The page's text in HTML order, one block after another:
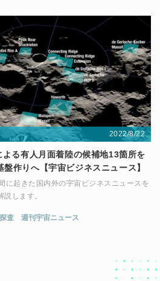
2022/8/22
る有人月面着陸の候補地13箇所を
作りへ【宇宙ビジネスニュース】
に起きた国内外の宇宙ビジネスニュースを
します。
査 週刊宇宙ニュース